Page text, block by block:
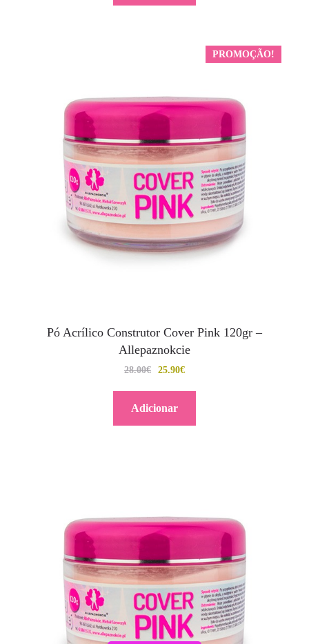
PROMOÇÃO!
Pó Acrílico Construtor Cover Pink 120gr –
Allepaznokcie
28.00€ 25.90€
Adicionar